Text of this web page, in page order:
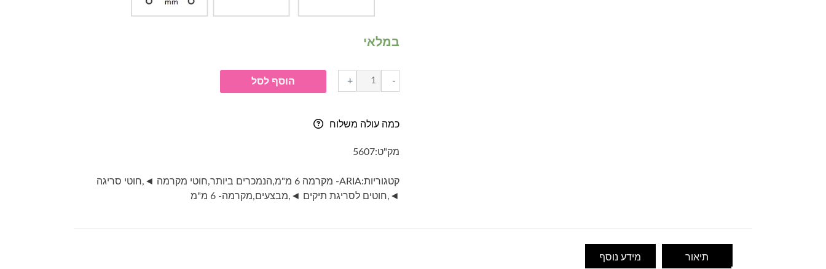
במלאי
-
כמות
של
מקרמה-
עובי
מ"מ-
2009-
+ הוסף לסל
כמה עולה משלוח
מק"ט:5607
קטגוריות:ARIA- מקרמה 6 מ"מ ,הנמכרים ביותר,חוטי מקרמה ◄ ,חוטי סריגה
◄
,חוטים לסריגת תיקים ◄ ,מבצעים,מקרמה- 6 מ"מ
תיאור מידע נוסף